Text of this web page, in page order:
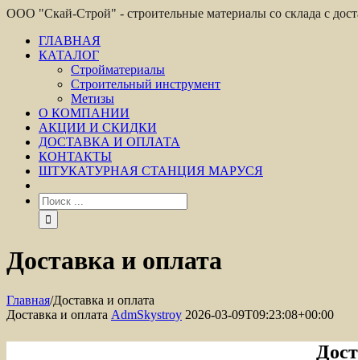
ООО "Скай-Строй" - строительные материалы со склада с
ГЛАВНАЯ
КАТАЛОГ
Стройматериалы
Строительный инструмент
Метизы
О КОМПАНИИ
АКЦИИ И СКИДКИ
ДОСТАВКА И ОПЛАТА
КОНТАКТЫ
ШТУКАТУРНАЯ СТАНЦИЯ МАРУСЯ
Доставка и оплата
Главная/Доставка и оплата
Доставка и оплата AdmSkystroy 2026-03-09T09:23:08+00:00